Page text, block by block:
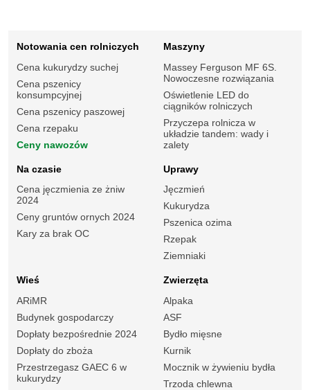
Notowania cen rolniczych
Cena kukurydzy suchej
Cena pszenicy
konsumpcyjnej
Cena pszenicy paszowej
Cena rzepaku
Ceny nawozów
Maszyny
Massey Ferguson MF 6S.
Nowoczesne rozwiązania
Oświetlenie LED do
ciągników rolniczych
Przyczepa rolnicza w
układzie tandem: wady i
zalety
Na czasie
Cena jęczmienia ze żniw
2024
Ceny gruntów ornych 2024
Kary za brak OC
Uprawy
Jęczmień
Kukurydza
Pszenica ozima
Rzepak
Ziemniaki
Wieś
ARiMR
Budynek gospodarczy
Dopłaty bezpośrednie 2024
Dopłaty do zboża
Przestrzegasz GAEC 6 w
kukurydzy
Zwierzęta
Alpaka
ASF
Bydło mięsne
Kurnik
Mocznik w żywieniu bydła
Trzoda chlewna